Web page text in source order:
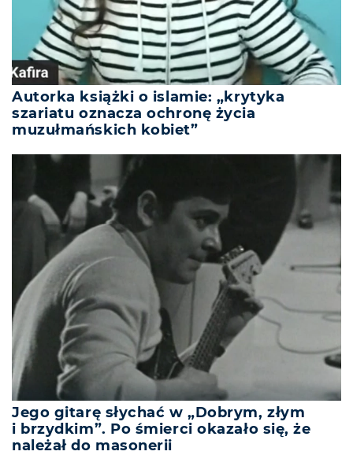
Autorka książki o islamie: „krytyka
szariatu oznacza ochronę życia
muzułmańskich kobiet”
Jego gitarę słychać w „Dobrym, złym
i brzydkim”. Po śmierci okazało się, że
należał do masonerii